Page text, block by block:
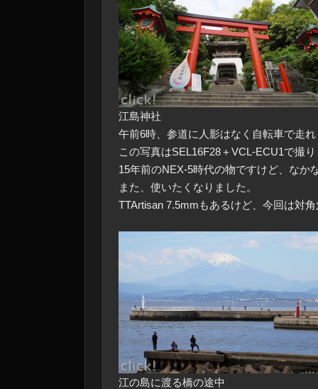
江島神社
午前6時、参道に人影はなく自転車で走
この写真はSEL16F28＋VCL-ECU1で撮
15年前のNEX-5時代の物ですけど、なか
また、使いたくなりました。
TTArtisan 7.5mmもあるけど、今回は対
江の島に渡る橋の途中